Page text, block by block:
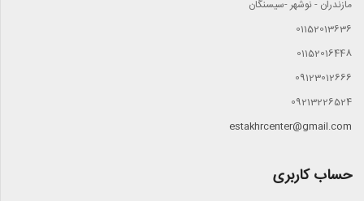
مازندران - نوشهر -سیسنگان
01152013636
01152016448
09123012666
09213226524
estakhrcenter@gmail.com
حساب کاربری